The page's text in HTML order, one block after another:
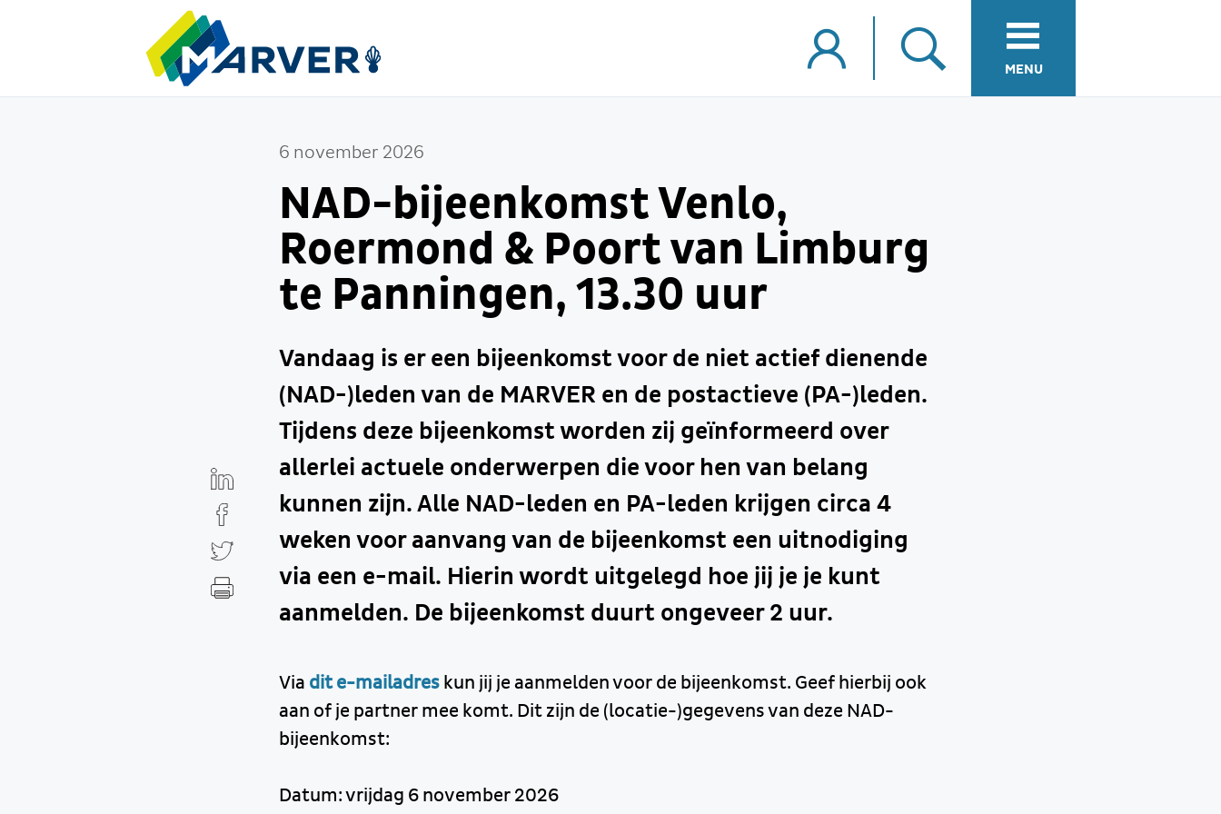
MENU
6 november 2026
NAD-bijeenkomst Venlo,
Roermond & Poort van Limburg
te Panningen, 13.30 uur
Vandaag is er een bijeenkomst voor de niet actief dienende
(NAD-)leden van de MARVER en de postactieve (PA-)leden.
Tijdens deze bijeenkomst worden zij geïnformeerd over
allerlei actuele onderwerpen die voor hen van belang
kunnen zijn. Alle NAD-leden en PA-leden krijgen circa 4
weken voor aanvang van de bijeenkomst een uitnodiging
via een e-mail. Hierin wordt uitgelegd hoe jij je je kunt
aanmelden. De bijeenkomst duurt ongeveer 2 uur.
Via dit e-mailadres kun jij je aanmelden voor de bijeenkomst. Geef hierbij ook
aan of je partner mee komt. Dit zijn de (locatie-)gegevens van deze NAD-
bijeenkomst:
Datum: vrijdag 6 november 2026